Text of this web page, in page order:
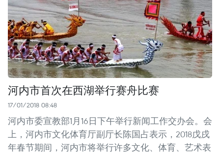
河内市首次在西湖举行赛舟比赛
17/01/2018 08:48
河内市委宣教部1月16日下午举行新闻工作交办会。会
上，河内市文化体育厅副厅长陈国占表示，2018戊戌
年春节期间，河内市将举行许多文化、体育、艺术表